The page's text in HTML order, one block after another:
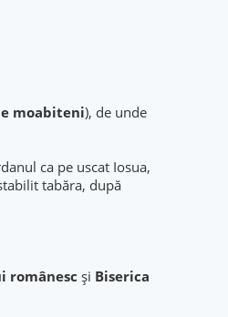
moabiteni), de unde
ca pe uscat Iosua,
tabăra, după
românesc și Biserica